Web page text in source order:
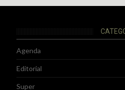
Agenda
Editorial
Super